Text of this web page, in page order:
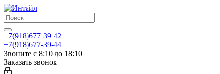
+7(918)677-39-42
+7(918)677-39-44
Звоните с 8:10 до 18:10
Заказать звонок